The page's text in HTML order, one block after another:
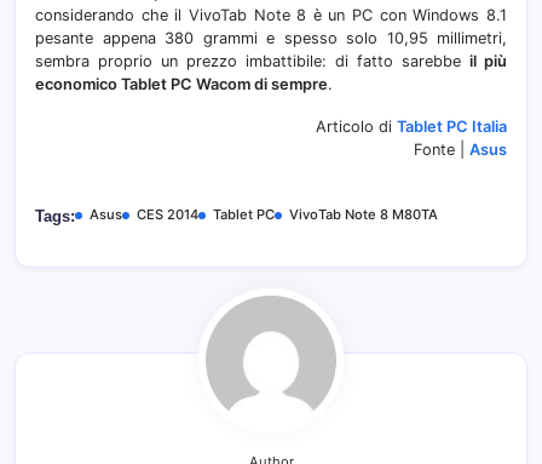
considerando che il VivoTab Note 8 è un PC con Windows 8.1
pesante appena 380 grammi e spesso solo 10,95 millimetri,
sembra proprio un prezzo imbattibile: di fatto sarebbe il più
economico Tablet PC Wacom di sempre.
Articolo di Tablet PC Italia
Fonte | Asus
Tags: Asus CES 2014 Tablet PC VivoTab Note 8 M80TA